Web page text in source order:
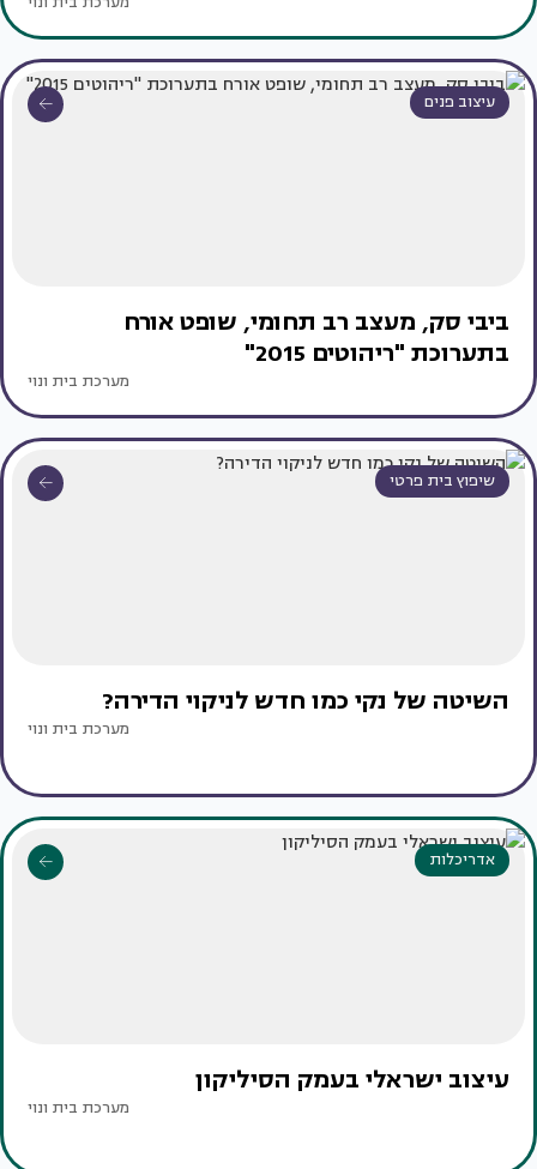
עיצוב פנים
ביבי סק, מעצב רב תחומי, שופט אורח
בתערוכת "ריהוטים 2015"
מערכת בית ונוי
שיפוץ בית פרטי
השיטה של נקי כמו חדש לניקוי הדירה?
מערכת בית ונוי
אדריכלות
עיצוב ישראלי בעמק הסיליקון
מערכת בית ונוי